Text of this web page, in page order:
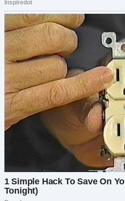
Вымыть ванную комнату,
Приготовить обед и ужин.
Покрасить детскую
Он в ужасе посмотрел на
один день?»
«Она делает это каждый
Вынашивая при этом
Стас что-то проворчал
принялся за первое
умудрился сжечь яичницу и
пол. Мы с Майей, словно
шоу, сидели за стойкой,